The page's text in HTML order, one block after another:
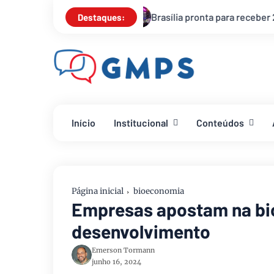
Destaques:
pronta para receber 2025 com shows, segurança
Início Institucional Conteúdos
Página inicial bioeconomia
Empresas apostam na
desenvolvimento
Emerson Tormann
junho 16, 2024